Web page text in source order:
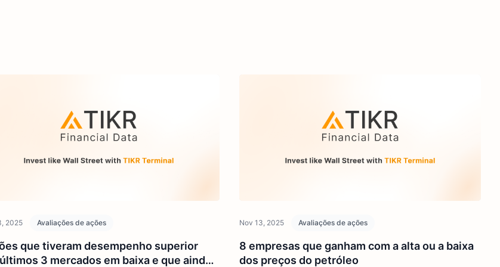
2025 Avaliações de ações
que tiveram desempenho superior
3 mercados em baixa e que ainda
Nov 13, 2025 Avaliações de ações
8 empresas que ganham com a alta ou a baixa
dos preços do petróleo